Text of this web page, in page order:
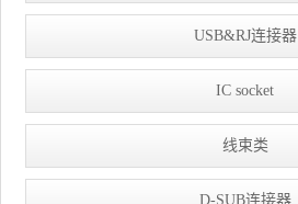
USB&RJ连接器
IC socket
线束类
D-SUB连接器